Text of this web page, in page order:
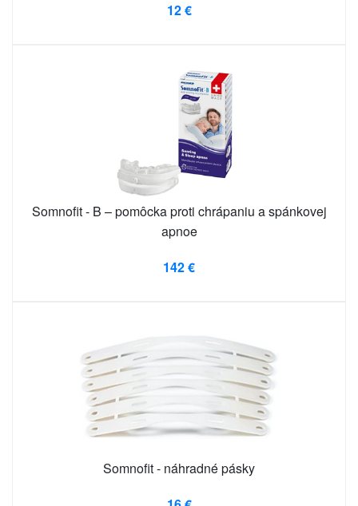
12 €
Somnofit - B – pomôcka proti chrápaniu a spánkovej
apnoe
142 €
Somnofit - náhradné pásky